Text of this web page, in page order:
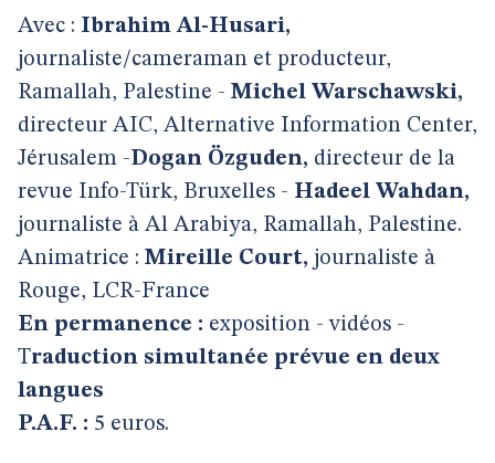
Avec : Ibrahim Al-Husari,
journaliste/cameraman et producteur,
Ramallah, Palestine - Michel Warschawski,
directeur AIC, Alternative Information Center,
Jérusalem -Dogan Özguden, directeur de la
revue Info-Türk, Bruxelles - Hadeel Wahdan,
journaliste à Al Arabiya, Ramallah, Palestine.
Animatrice : Mireille Court, journaliste à
Rouge, LCR-France
En permanence : exposition - vidéos -
Traduction simultanée prévue en deux
langues
P.A.F. : 5 euros.